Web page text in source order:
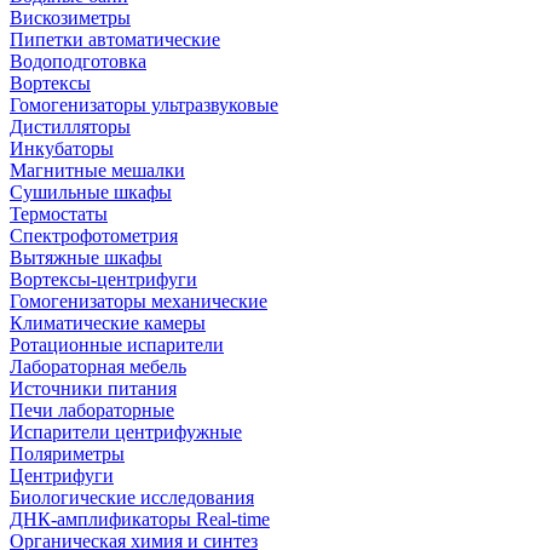
Вискозиметры
Пипетки автоматические
Водоподготовка
Вортексы
Гомогенизаторы ультразвуковые
Дистилляторы
Инкубаторы
Магнитные мешалки
Сушильные шкафы
Термостаты
Спектрофотометрия
Вытяжные шкафы
Вортексы-центрифуги
Гомогенизаторы механические
Климатические камеры
Ротационные испарители
Лабораторная мебель
Источники питания
Печи лабораторные
Испарители центрифужные
Поляриметры
Центрифуги
Биологические исследования
ДНК-амплификаторы Real-time
Органическая химия и синтез